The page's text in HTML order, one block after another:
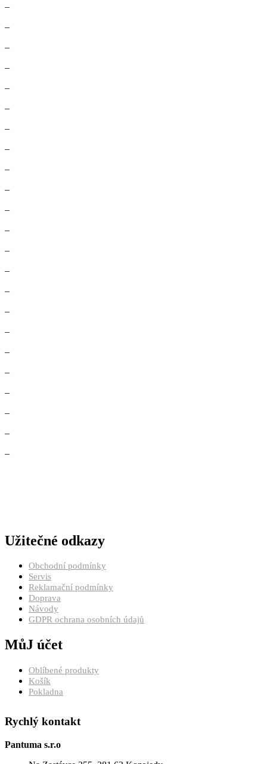
–
–
–
–
–
–
–
–
–
–
–
–
–
–
–
–
–
–
–
–
–
–
–
Užitečné odkazy
Obchodní podmínky
Servis
Reklamační podmínky
Doprava
Návody
GDPR ochrana osobních údajů
MůJ účet
Oblíbené produkty
Košík
Pokladna
Rychlý kontakt
Pantuma s.r.o